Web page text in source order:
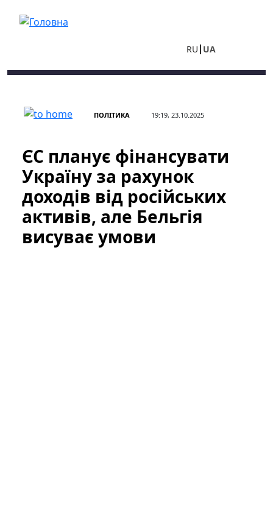
RU UA
ПОЛІТИКА 19:19, 23.10.2025
ЄС планує фінансувати
Україну за рахунок
доходів від російських
активів, але Бельгія
висуває умови